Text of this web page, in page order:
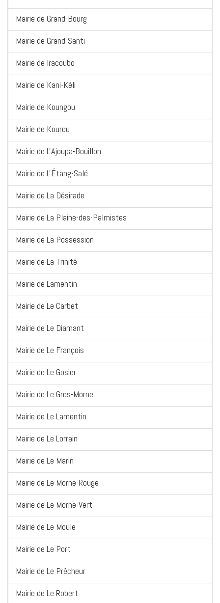
Mairie de Grand-Bourg
Mairie de Grand-Santi
Mairie de Iracoubo
Mairie de Kani-Kéli
Mairie de Koungou
Mairie de Kourou
Mairie de L'Ajoupa-Bouillon
Mairie de L'Étang-Salé
Mairie de La Désirade
Mairie de La Plaine-des-Palmistes
Mairie de La Possession
Mairie de La Trinité
Mairie de Lamentin
Mairie de Le Carbet
Mairie de Le Diamant
Mairie de Le François
Mairie de Le Gosier
Mairie de Le Gros-Morne
Mairie de Le Lamentin
Mairie de Le Lorrain
Mairie de Le Marin
Mairie de Le Morne-Rouge
Mairie de Le Morne-Vert
Mairie de Le Moule
Mairie de Le Port
Mairie de Le Prêcheur
Mairie de Le Robert